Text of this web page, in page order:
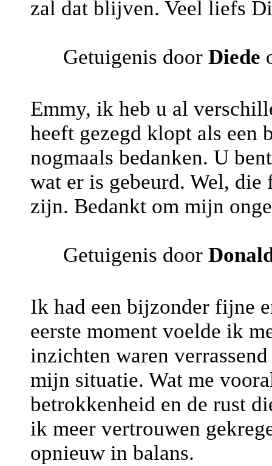
zal dat blijven. Veel liefs
Getuigenis door Diede
Emmy, ik heb u al
heeft gezegd klopt als
nogmaals bedanken. U
wat er is gebeurd. Wel,
zijn. Bedankt om mijn
Getuigenis door
Ik had een bijzonder fijne
eerste moment voelde ik
inzichten waren
mijn situatie. Wat me
betrokkenheid en de rust
ik meer vertrouwen
opnieuw in balans.